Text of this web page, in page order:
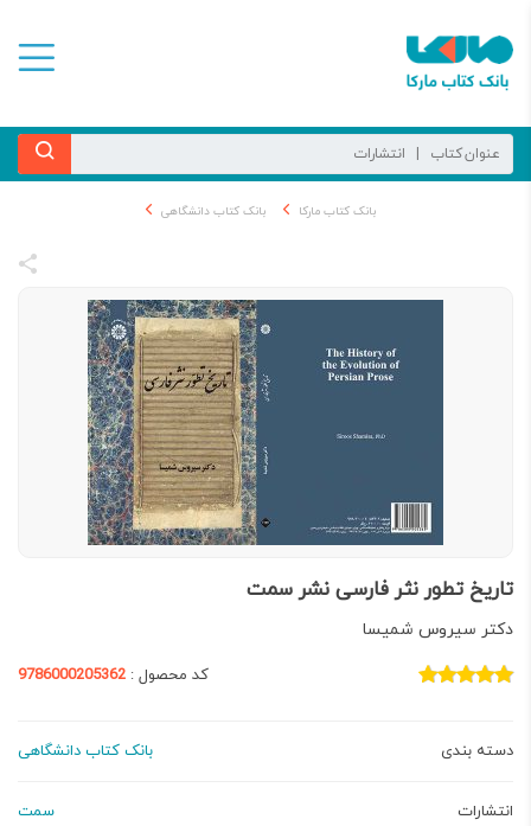
بانک کتاب مارکا بانک کتاب دانشگاهی
تاریخ تطور نثر فارسی نشر سمت
دکتر سیروس شمیسا
کد محصول : 9786000205362
دسته بندی بانک کتاب دانشگاهی
انتشارات سمت